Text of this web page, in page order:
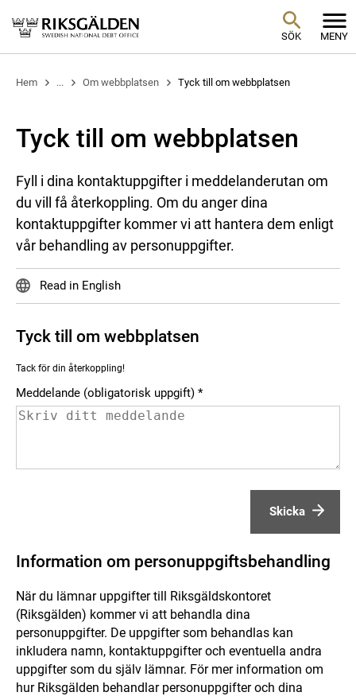
SÖK MENY
Hem ... Om webbplatsen Tyck till om webbplatsen
Tyck till om webbplatsen
Fyll i dina kontaktuppgifter i meddelanderutan om
du vill få återkoppling. Om du anger dina
kontaktuppgifter kommer vi att hantera dem enligt
vår behandling av personuppgifter.
Read in English
Tyck till om webbplatsen
Tack för din återkoppling!
Meddelande (obligatorisk uppgift)
Skicka
Information om personuppgiftsbehandling
När du lämnar uppgifter till Riksgäldskontoret
(Riksgälden) kommer vi att behandla dina
personuppgifter. De uppgifter som behandlas kan
inkludera namn, kontaktuppgifter och eventuella andra
uppgifter som du själv lämnar. För mer information om
hur Riksgälden behandlar personuppgifter och dina